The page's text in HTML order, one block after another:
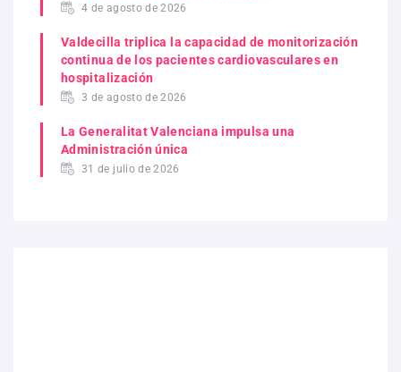
4 de agosto de 2026
Valdecilla triplica la capacidad de monitorización
continua de los pacientes cardiovasculares en
hospitalización
3 de agosto de 2026
La Generalitat Valenciana impulsa una
Administración única
31 de julio de 2026